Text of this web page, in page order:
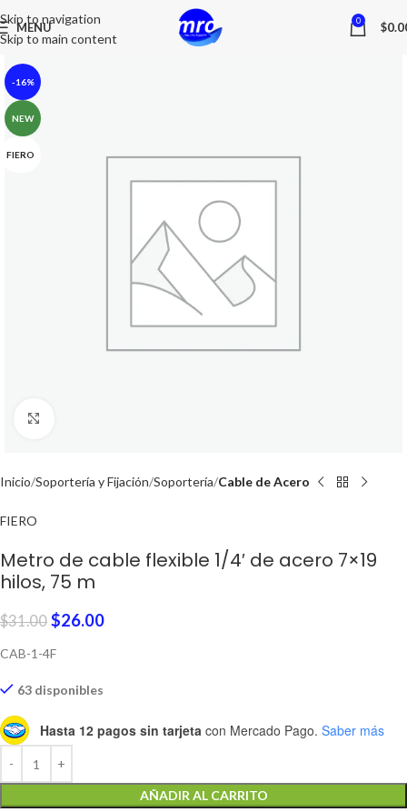
Skip to navigation
Skip to main content
MENU 0 $
-16%
NEW
FIERO
Inicio Soportería y Fijación Soportería Cable de Acero
FIERO
Metro de cable flexible 1/4′ de acero 7×19
hilos, 75 m
$31.00 $26.00
CAB-1-4F
63 disponibles
Hasta 12 pagos sin tarjeta con Mercado Pago. Saber más
AÑADIR AL CARRITO